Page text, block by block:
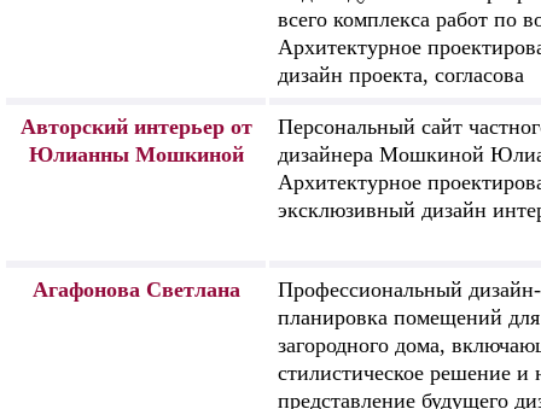
всего комплекса работ по
Архитектурное
дизайн проекта, согласова
Авторский интерьер от
Юлианны Мошкиной
Персональный сайт
дизайнера Мошкиной
Архитектурное
эксклюзивный дизайн
Агафонова Светлана
Профессиональный
планировка помещений
загородного дома,
стилистическое решение и
представление будущего